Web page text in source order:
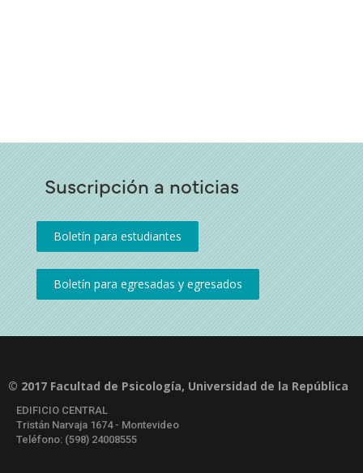
Suscripción a noticias
© 2017 Facultad de Psicología, Universidad de la República
EDIFICIO CENTRAL
Tristán Narvaja 1674 - Montevideo
Teléfono: (598) 24008555